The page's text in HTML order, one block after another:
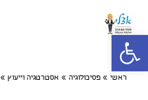
פתח סרגל נגישות
ראשי » פסיכולוגיה » אסטרטגיה וייעוץ »